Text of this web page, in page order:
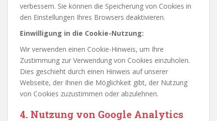
verbessern. Sie können die Speicherung von Cookies in
den Einstellungen Ihres Browsers deaktivieren.
Einwilligung in die Cookie-Nutzung:
Wir verwenden einen Cookie-Hinweis, um Ihre
Zustimmung zur Verwendung von Cookies einzuholen.
Dies geschieht durch einen Hinweis auf unserer
Webseite, der Ihnen die Möglichkeit gibt, der Nutzung
von Cookies zuzustimmen oder abzulehnen.
4. Nutzung von Google Analytics